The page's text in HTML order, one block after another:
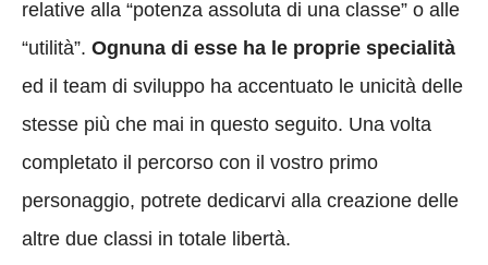
relative alla “potenza assoluta di una classe” o alle
“utilità”. Ognuna di esse ha le proprie specialità
ed il team di sviluppo ha accentuato le unicità delle
stesse più che mai in questo seguito. Una volta
completato il percorso con il vostro primo
personaggio, potrete dedicarvi alla creazione delle
altre due classi in totale libertà.